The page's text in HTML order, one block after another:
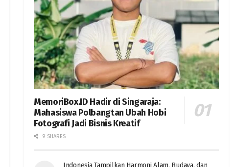
MemoriBox.ID Hadir di Singaraja:
Mahasiswa Polbangtan Ubah Hobi
Fotografi Jadi Bisnis Kreatif
9 SHARES